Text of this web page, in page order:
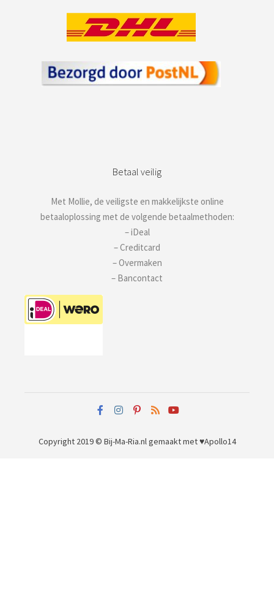
Betaal veilig
Met Mollie, de veiligste en makkelijkste online
betaaloplossing met de volgende betaalmethoden:
– iDeal
– Creditcard
– Overmaken
– Bancontact
Copyright 2019 © Bij-Ma-Ria.nlgemaakt met ♥Apollo14